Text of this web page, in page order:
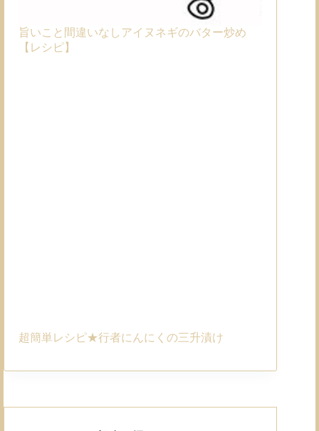
旨いこと間違いなしアイヌネギのバター炒め
【レシピ】
超簡単レシピ★行者にんにくの三升漬け